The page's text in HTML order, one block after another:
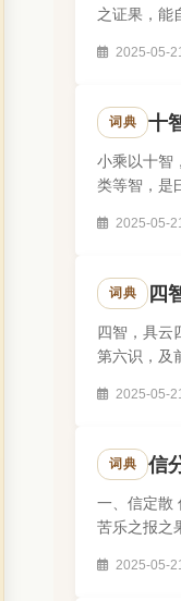
之证果，能
2025-05-
词典 十
小乘以十智
类等智，是
2025-05-
词典 四
四智，具云
第六识，及
2025-05-
词典 信
一、信定散
苦乐之报之
2025-05-